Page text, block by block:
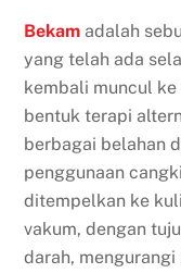
Bekam adalah
yang telah ada
kembali muncul
bentuk terapi
berbagai belahan
penggunaan
ditempelkan ke
vakum, dengan
darah,